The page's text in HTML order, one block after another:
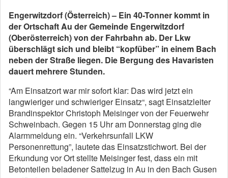
Engerwitzdorf (Österreich) – Ein 40-Tonner kommt in
der Ortschaft Au der Gemeinde Engerwitzdorf
(Oberösterreich) von der Fahrbahn ab. Der Lkw
überschlägt sich und bleibt “kopfüber” in einem Bach
neben der Straße liegen. Die Bergung des Havaristen
dauert mehrere Stunden.
“Am Einsatzort war mir sofort klar: Das wird jetzt ein
langwieriger und schwieriger Einsatz“, sagt Einsatzleiter
Brandinspektor Christoph Meisinger von der Feuerwehr
Schweinbach. Gegen 15 Uhr am Donnerstag ging die
Alarmmeldung ein. “Verkehrsunfall LKW
Personenrettung”, lautete das Einsatzstichwort. Bei der
Erkundung vor Ort stellte Meisinger fest, dass ein mit
Betonteilen beladener Sattelzug in Au in den Bach Gusen